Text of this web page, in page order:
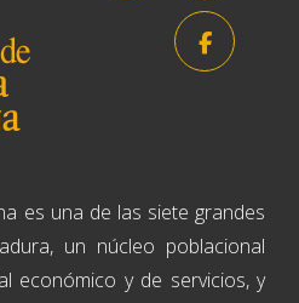
es una de las siete grandes
un núcleo poblacional
económico y de servicios, y